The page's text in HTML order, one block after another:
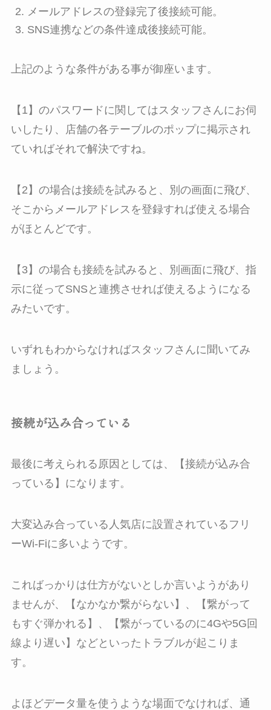
メールアドレスの登録完了後接続可能。
SNS連携などの条件達成後接続可能。
上記のような条件がある事が御座います。
【1】のパスワードに関してはスタッフさんにお伺
いしたり、店舗の各テーブルのポップに掲示され
ていればそれで解決ですね。
【2】の場合は接続を試みると、別の画面に飛び、
そこからメールアドレスを登録すれば使える場合
がほとんどです。
【3】の場合も接続を試みると、別画面に飛び、指
示に従ってSNSと連携させれば使えるようになる
みたいです。
いずれもわからなければスタッフさんに聞いてみ
ましょう。
接続が込み合っている
最後に考えられる原因としては、【接続が込み合
っている】になります。
大変込み合っている人気店に設置されているフリ
ーWi-Fiに多いようです。
こればっかりは仕方がないとしか言いようがあり
ませんが、【なかなか繋がらない】、【繋がって
もすぐ弾かれる】、【繋がっているのに4Gや5G回
線より遅い】などといったトラブルが起こりま
す。
よほどデータ量を使うような場面でなければ、通